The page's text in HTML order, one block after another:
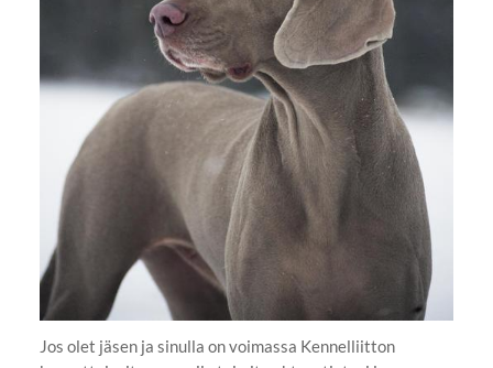
Jos olet jäsen ja sinulla on voimassa Kennelliitton